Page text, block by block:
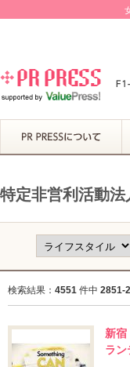
特定非営利活動
検索結果： 4551 件中 2851-
新宿
ラン